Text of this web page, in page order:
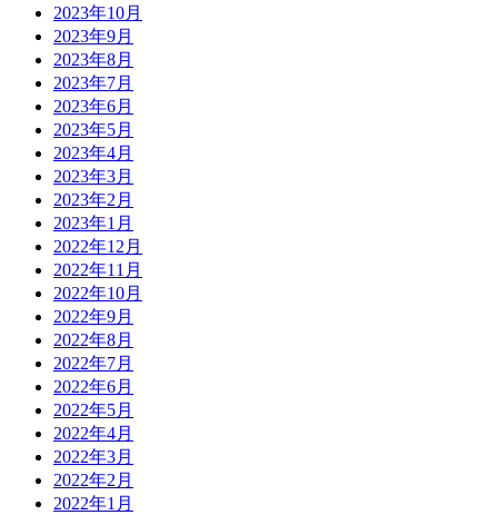
2023年10月
2023年9月
2023年8月
2023年7月
2023年6月
2023年5月
2023年4月
2023年3月
2023年2月
2023年1月
2022年12月
2022年11月
2022年10月
2022年9月
2022年8月
2022年7月
2022年6月
2022年5月
2022年4月
2022年3月
2022年2月
2022年1月